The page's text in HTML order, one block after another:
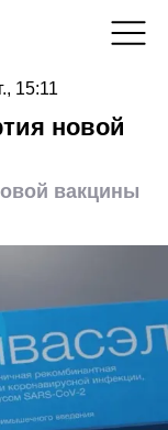
15:11
новой
вакцины